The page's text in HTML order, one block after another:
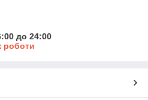
до 24:00
роботи